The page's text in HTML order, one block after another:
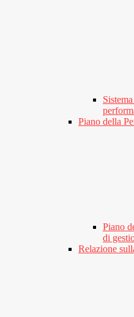
Piano della
Piano
di
Relazione